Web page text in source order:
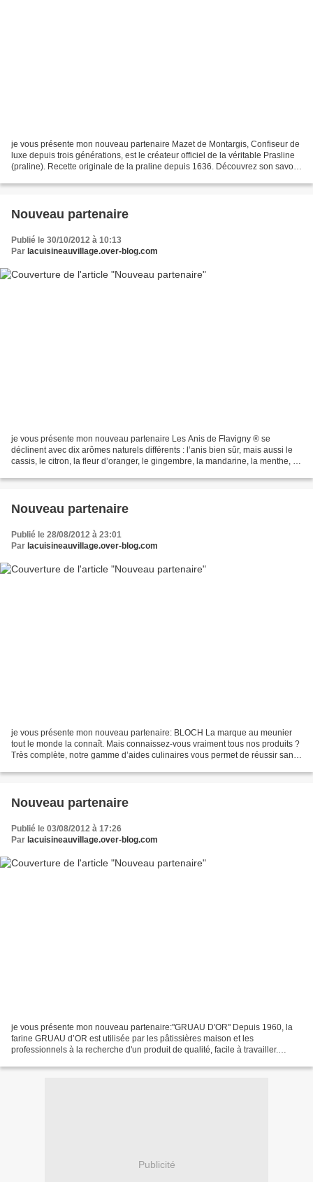
je vous présente mon nouveau partenaire Mazet de Montargis, Confiseur de
luxe depuis trois générations, est le créateur officiel de la véritable Prasline
(praline). Recette originale de la praline depuis 1636. Découvrez son savoir-
Nouveau partenaire
Publié le 30/10/2012 à 10:13
Par lacuisineauvillage.over-blog.com
je vous présente mon nouveau partenaire Les Anis de Flavigny ® se
déclinent avec dix arômes naturels différents : l’anis bien sûr, mais aussi le
cassis, le citron, la fleur d’oranger, le gingembre, la mandarine, la menthe, la
Nouveau partenaire
Publié le 28/08/2012 à 23:01
Par lacuisineauvillage.over-blog.com
je vous présente mon nouveau partenaire: BLOCH La marque au meunier
tout le monde la connaît. Mais connaissez-vous vraiment tous nos produits ?
Très complète, notre gamme d’aides culinaires vous permet de réussir sans
Nouveau partenaire
Publié le 03/08/2012 à 17:26
Par lacuisineauvillage.over-blog.com
je vous présente mon nouveau partenaire:"GRUAU D'OR" Depuis 1960, la
farine GRUAU d’OR est utilisée par les pâtissières maison et les
professionnels à la recherche d'un produit de qualité, facile à travailler.
Publicité